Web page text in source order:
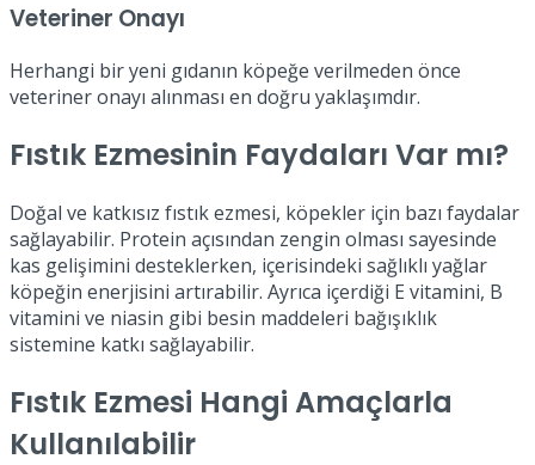
Veteriner Onayı
Herhangi bir yeni gıdanın köpeğe verilmeden önce
veteriner onayı alınması en doğru yaklaşımdır.
Fıstık Ezmesinin Faydaları Var mı?
Doğal ve katkısız fıstık ezmesi, köpekler için bazı faydalar
sağlayabilir. Protein açısından zengin olması sayesinde
kas gelişimini desteklerken, içerisindeki sağlıklı yağlar
köpeğin enerjisini artırabilir. Ayrıca içerdiği E vitamini, B
vitamini ve niasin gibi besin maddeleri bağışıklık
sistemine katkı sağlayabilir.
Fıstık Ezmesi Hangi Amaçlarla
Kullanılabilir